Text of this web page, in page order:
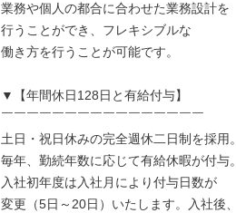
業務や個人の都合に合わせた業務設計を
行うことができ、フレキシブルな
働き方を行うことが可能です。
▼【年間休日128日と有給付与】
￣￣￣￣￣￣￣￣￣￣￣￣￣￣￣￣
土日・祝日休みの完全週休二日制を採用。
毎年、勤続年数に応じて有給休暇が付与。
入社初年度は入社月により付与日数が
変更（5日～20日）いたします。入社後、